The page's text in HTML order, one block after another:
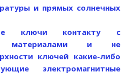
и прямых солнечных
ключи контакту с
материалами и не
ключей какие-либо
электромагнитные